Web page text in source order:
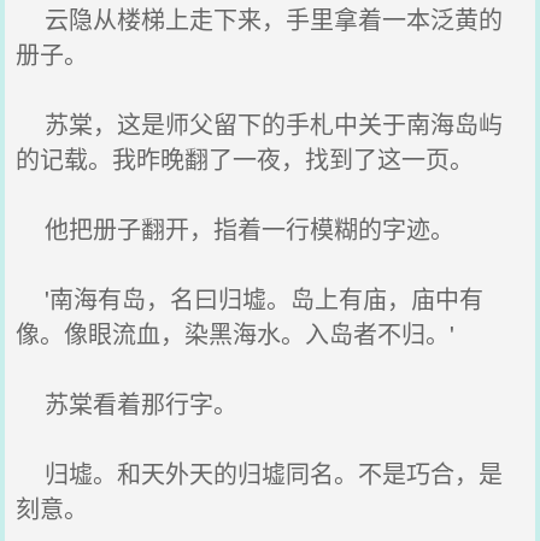
云隐从楼梯上走下来，手里拿着一本泛黄的
册子。
苏棠，这是师父留下的手札中关于南海岛屿
的记载。我昨晚翻了一夜，找到了这一页。
他把册子翻开，指着一行模糊的字迹。
'南海有岛，名曰归墟。岛上有庙，庙中有
像。像眼流血，染黑海水。入岛者不归。'
苏棠看着那行字。
归墟。和天外天的归墟同名。不是巧合，是
刻意。